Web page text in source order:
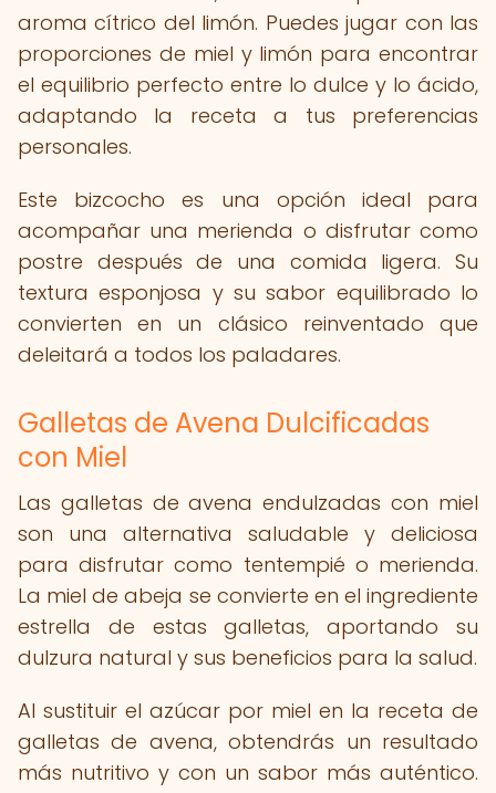
aroma cítrico del limón. Puedes jugar con las
proporciones de miel y limón para encontrar
el equilibrio perfecto entre lo dulce y lo ácido,
adaptando la receta a tus preferencias
personales.
Este bizcocho es una opción ideal para
acompañar una merienda o disfrutar como
postre después de una comida ligera. Su
textura esponjosa y su sabor equilibrado lo
convierten en un clásico reinventado que
deleitará a todos los paladares.
Galletas de Avena Dulcificadas
con Miel
Las galletas de avena endulzadas con miel
son una alternativa saludable y deliciosa
para disfrutar como tentempié o merienda.
La miel de abeja se convierte en el ingrediente
estrella de estas galletas, aportando su
dulzura natural y sus beneficios para la salud.
Al sustituir el azúcar por miel en la receta de
galletas de avena, obtendrás un resultado
más nutritivo y con un sabor más auténtico.